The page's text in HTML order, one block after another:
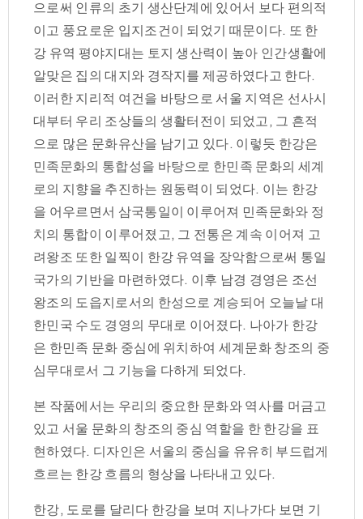
으로써 인류의 초기 생산단계에 있어서 보다 편의적
이고 풍요로운 입지조건이 되었기 때문이다. 또 한
강 유역 평야지대는 토지 생산력이 높아 인간생활에
알맞은 집의 대지와 경작지를 제공하였다고 한다.
이러한 지리적 여건을 바탕으로 서울 지역은 선사시
대부터 우리 조상들의 생활터전이 되었고, 그 흔적
으로 많은 문화유산을 남기고 있다. 이렇듯 한강은
민족문화의 통합성을 바탕으로 한민족 문화의 세계
로의 지향을 추진하는 원동력이 되었다. 이는 한강
을 어우르면서 삼국통일이 이루어져 민족문화와 정
치의 통합이 이루어졌고, 그 전통은 계속 이어져 고
려왕조 또한 일찍이 한강 유역을 장악함으로써 통일
국가의 기반을 마련하였다. 이후 남경 경영은 조선
왕조의 도읍지로서의 한성으로 계승되어 오늘날 대
한민국 수도 경영의 무대로 이어졌다. 나아가 한강
은 한민족 문화 중심에 위치하여 세계문화 창조의 중
심무대로서 그 기능을 다하게 되었다.
본 작품에서는 우리의 중요한 문화와 역사를 머금고
있고 서울 문화의 창조의 중심 역할을 한 한강을 표
현하였다. 디자인은 서울의 중심을 유유히 부드럽게
흐르는 한강 흐름의 형상을 나타내고 있다.
한강, 도로를 달리다 한강을 보며 지나가다 보면 기